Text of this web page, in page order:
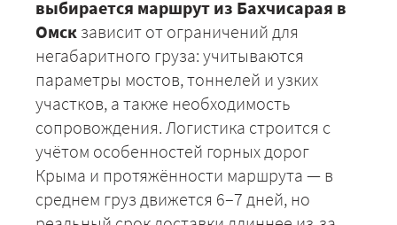
выбирается маршрут из Бахчисарая в
Омск зависит от ограничений для
негабаритного груза: учитываются
параметры мостов, тоннелей и узких
участков, а также необходимость
сопровождения. Логистика строится с
учётом особенностей горных дорог
Крыма и протяжённости маршрута — в
среднем груз движется 6–7 дней, но